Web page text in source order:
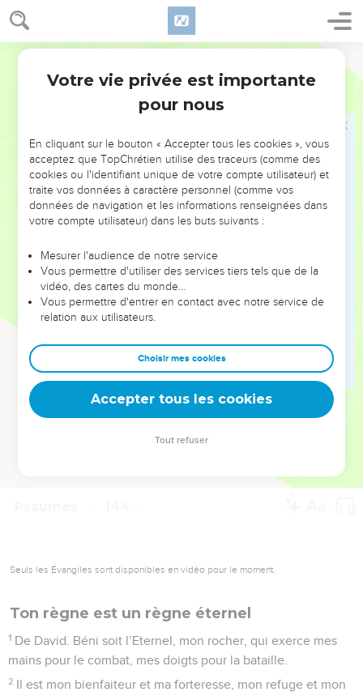
NE MANQUEZ PAS L’ÉVÉNEMENT
DE L’ANNÉE !
ET SI LEURS ERREURS POUVAIENT VOUS ÉVITER LES
VOTRES ?
leur foi ou leur vision. Mais on voit moins les doutes, les erreurs
et les saisons difficiles qu'ils ont traversés, alors même que ce
sont elles qui les ont façonnés.
Dans cette conférence, leaders, entrepreneurs, et responsables
clés pour avancer avec plus de sagesse afin que leurs erreurs
deviennent vos tremplins. Que vous guidiez un ministère, une
équipe, un groupe ou une famille, leur expérience est faite
Seuls les Évangiles sont disponibles en vidéo pour le moment.
Ton règne est un règne éternel
1 De David. Béni soit l’Eternel, mon rocher, qui exerce mes
mains pour le combat, mes doigts pour la bataille.
2 Il est mon bienfaiteur et ma forteresse, mon refuge et mon
Votre vie privée est importante
pour nous
En cliquant sur le bouton « Accepter tous les cookies », vous
acceptez que TopChrétien utilise des traceurs (comme des
cookies ou l'identifiant unique de votre compte utilisateur) et
traite vos données à caractère personnel (comme vos
données de navigation et les informations renseignées dans
votre compte utilisateur) dans les buts suivants :
Mesurer l'audience de notre service
Vous permettre d'utiliser des services tiers tels que de la
vidéo, des cartes du monde…
Vous permettre d'entrer en contact avec notre service de
relation aux utilisateurs.
Choisir mes cookies
Accepter tous les cookies
Tout refuser